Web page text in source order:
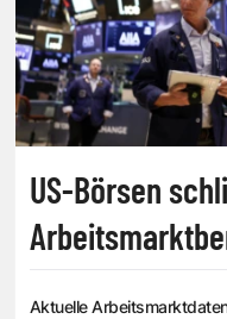
US-Börsen
Aktuelle